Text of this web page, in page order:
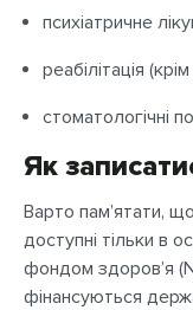
психіатричне
реабілітація
стоматологічні
Як
Варто пам’ятати,
доступні тільки в
фондом здоров’я
фінансуються